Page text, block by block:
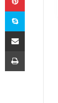
Skype
E-Posta ile paylaş